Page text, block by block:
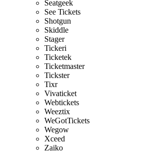
Seatgeek
See Tickets
Shotgun
Skiddle
Stager
Tickeri
Ticketek
Ticketmaster
Tickster
Tixr
Vivaticket
Webtickets
Weeztix
WeGotTickets
Wegow
Xceed
Zaiko